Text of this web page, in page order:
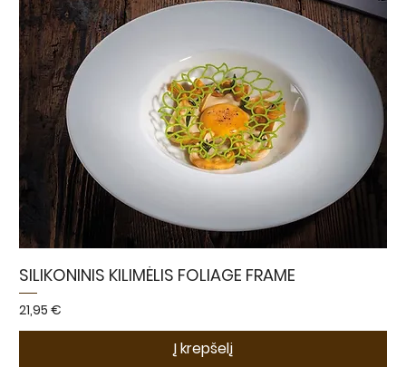
SILIKONINIS KILIMĖLIS FOLIAGE FRAME
Kaina
21,95 €
Į krepšelį